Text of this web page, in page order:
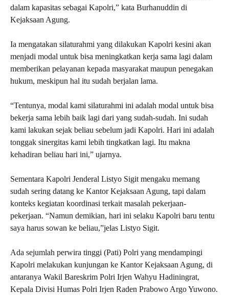
dalam kapasitas sebagai Kapolri,” kata Burhanuddin di
Kejaksaan Agung.
Ia mengatakan silaturahmi yang dilakukan Kapolri kesini akan
menjadi modal untuk bisa meningkatkan kerja sama lagi dalam
memberikan pelayanan kepada masyarakat maupun penegakan
hukum, meskipun hal itu sudah berjalan lama.
“Tentunya, modal kami silaturahmi ini adalah modal untuk bisa
bekerja sama lebih baik lagi dari yang sudah-sudah. Ini sudah
kami lakukan sejak beliau sebelum jadi Kapolri. Hari ini adalah
tonggak sinergitas kami lebih tingkatkan lagi. Itu makna
kehadiran beliau hari ini,” ujarnya.
Sementara Kapolri Jenderal Listyo Sigit mengaku memang
sudah sering datang ke Kantor Kejaksaan Agung, tapi dalam
konteks kegiatan koordinasi terkait masalah pekerjaan-
pekerjaan. “Namun demikian, hari ini selaku Kapolri baru tentu
saya harus sowan ke beliau,”jelas Listyo Sigit.
Ada sejumlah perwira tinggi (Pati) Polri yang mendampingi
Kapolri melakukan kunjungan ke Kantor Kejaksaan Agung, di
antaranya Wakil Bareskrim Polri Irjen Wahyu Hadiningrat,
Kepala Divisi Humas Polri Irjen Raden Prabowo Argo Yuwono.